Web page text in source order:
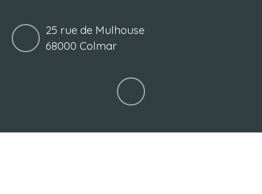
25 rue de Mulhouse
68000 Colmar